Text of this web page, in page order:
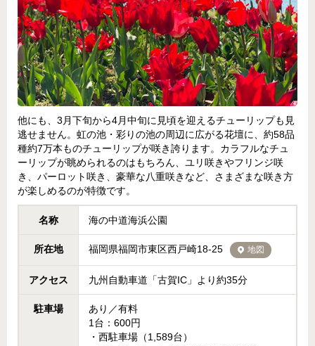
他にも、3月下旬から4月中旬に見頃を迎えるチューリップも見
逃せません。虹の池・彩りの池の周辺に広がる花壇に、約58品
種約7万本ものチューリップが咲き誇ります。カラフルなチュ
ーリップが眺められるのはもちろん、ユリ咲きやフリンジ咲
き、パーロット咲き、豪華な八重咲きなど、さまざまな咲き方
が楽しめるのが特徴です。
名称 海の中道海浜公園
所在地 福岡県福岡市東区西戸崎18-25 地図
アクセス 九州自動車道「古賀IC」より約35分
駐車場
あり／有料
1台：600円
・西駐車場（1,589台）